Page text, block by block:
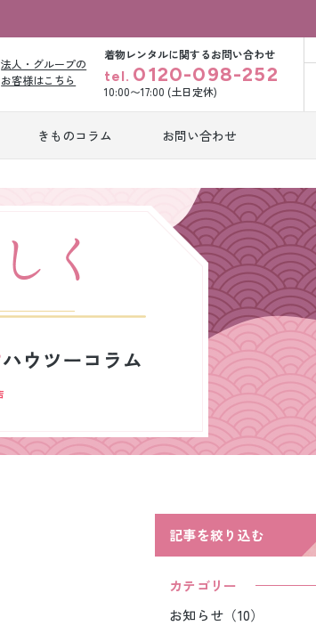
法人・グループの
お客様はこちら
着物レンタルに関するお問い合わせ
tel. 0120-098-252
10:00〜17:00 (土日定休)
きものコラム お問い合わせ
レ
ベビー洋装レン
色打掛&紋付袴
記事を絞り込む
カテゴリー
お知らせ（10）